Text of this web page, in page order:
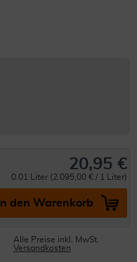
20,95 €
0.01 Liter (2.095,00 € / 1 Liter)
In den Warenkorb
Alle Preise inkl. MwSt.
Versandkosten